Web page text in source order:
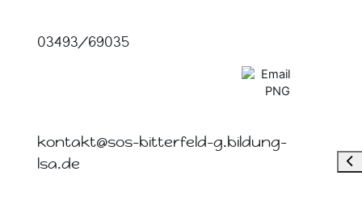
03493/69035
kontakt@sos-bitterfeld-g.bildung-
lsa.de